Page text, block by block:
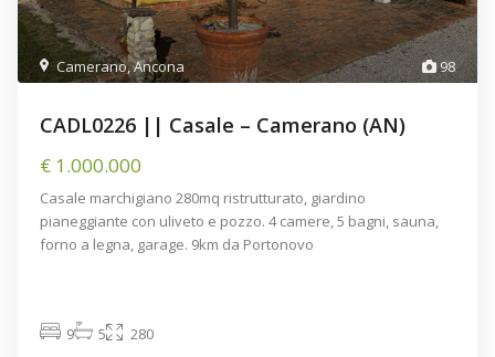
98
Camerano,Ancona
CADL0226 || Casale – Camerano (AN)
€ 1.000.000
Casale marchigiano 280mq ristrutturato, giardino
pianeggiante con uliveto e pozzo. 4 camere, 5 bagni, sauna,
forno a legna, garage. 9km da Portonovo
9 5 280